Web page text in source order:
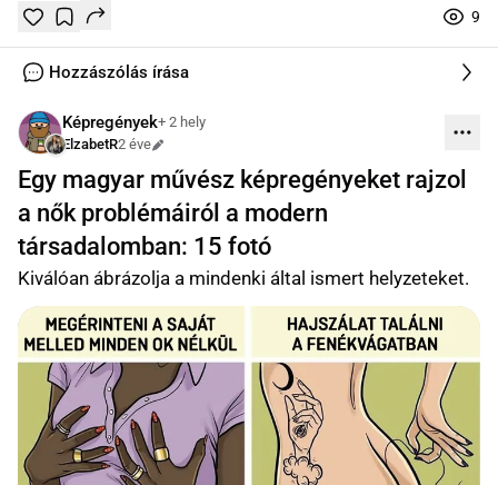
TetszikMentés
0
9
0 online
Hozzászólás írása
Képregények+ 2 hely
ElzabetR2 éve
Szerkesztve
Egy magyar művész képregényeket rajzol
a nők problémáiról a modern
társadalomban: 15 fotó
Kiválóan ábrázolja a mindenki által ismert helyzeteket.